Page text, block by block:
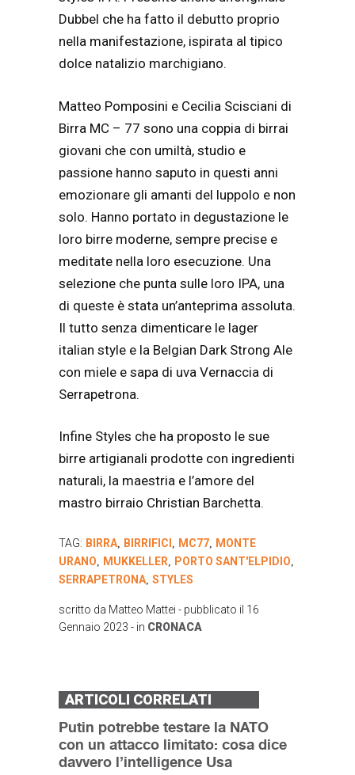
Dubbel che ha fatto il debutto proprio
nella manifestazione, ispirata al tipico
dolce natalizio marchigiano.
Matteo Pomposini e Cecilia Scisciani di
Birra MC – 77 sono una coppia di birrai
giovani che con umiltà, studio e
passione hanno saputo in questi anni
emozionare gli amanti del luppolo e non
solo. Hanno portato in degustazione le
loro birre moderne, sempre precise e
meditate nella loro esecuzione. Una
selezione che punta sulle loro IPA, una
di queste è stata un’anteprima assoluta.
Il tutto senza dimenticare le lager
italian style e la Belgian Dark Strong Ale
con miele e sapa di uva Vernaccia di
Serrapetrona.
Infine Styles che ha proposto le sue
birre artigianali prodotte con ingredienti
naturali, la maestria e l’amore del
mastro birraio Christian Barchetta.
TAG: BIRRA BIRRIFICI MC77
MONTE
URANO
MUKKELLER PORTO SANT'ELPIDIO
SERRAPETRONA STYLES
scritto da Matteo Mattei - pubblicato il 16
Gennaio 2023 - in CRONACA
ARTICOLI CORRELATI
Putin potrebbe testare la NATO
con un attacco limitato: cosa dice
davvero l’intelligence Usa